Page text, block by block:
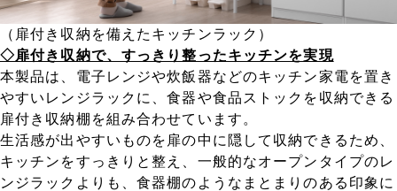
（扉付き収納を備えたキッチンラック）
◇扉付き収納で、すっきり整ったキッチンを実現
本製品は、電子レンジや炊飯器などのキッチン家電を置き
やすいレンジラックに、食器や食品ストックを収納できる
扉付き収納棚を組み合わせています。
生活感が出やすいものを扉の中に隠して収納できるため、
キッチンをすっきりと整え、一般的なオープンタイプのレ
ンジラックよりも、食器棚のようなまとまりのある印象に